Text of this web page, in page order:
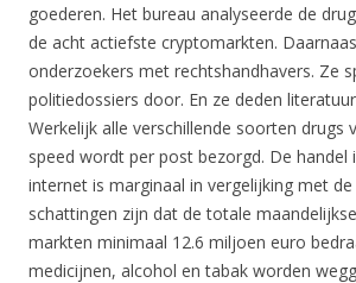
goederen. Het bureau analyseerde de
de acht actiefste cryptomarkten.
onderzoekers met rechtshandhavers. Ze
politiedossiers door. En ze deden
Werkelijk alle verschillende soorten drugs
speed wordt per post bezorgd. De handel
internet is marginaal in vergelijking met
schattingen zijn dat de totale
markten minimaal 12.6 miljoen euro
medicijnen, alcohol en tabak worden